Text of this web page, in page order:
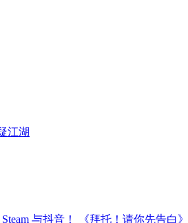
江湖
《拜托！请你先告白